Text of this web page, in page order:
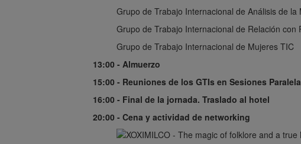
Grupo de Trabajo Internacional de Análisis de la
Grupo de Trabajo Internacional de Relación con
Grupo de Trabajo Internacional de Mujeres TIC
13:00 - Almuerzo
15:00 - Reuniones de los GTIs en Sesiones
16:00 - Final de la jornada. Traslado al hotel
20:00 - Cena y actividad de networking